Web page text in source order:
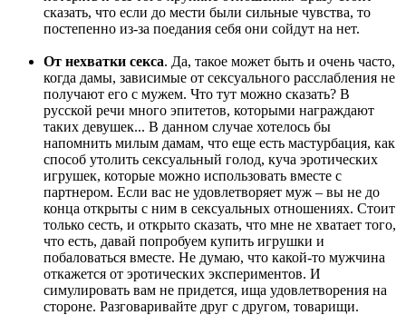
сказать, что если до мести были сильные чувства, то
постепенно из-за поедания себя они сойдут на нет.
От нехватки секса. Да, такое может быть и очень часто,
когда дамы, зависимые от сексуального расслабления не
получают его с мужем. Что тут можно сказать? В
русской речи много эпитетов, которыми награждают
таких девушек... В данном случае хотелось бы
напомнить милым дамам, что еще есть мастурбация, как
способ утолить сексуальный голод, куча эротических
игрушек, которые можно использовать вместе с
партнером. Если вас не удовлетворяет муж – вы не до
конца открыты с ним в сексуальных отношениях. Стоит
только сесть, и открыто сказать, что мне не хватает того,
что есть, давай попробуем купить игрушки и
побаловаться вместе. Не думаю, что какой-то мужчина
откажется от эротических экспериментов. И
симулировать вам не придется, ища удовлетворения на
стороне. Разговаривайте друг с другом, товарищи.